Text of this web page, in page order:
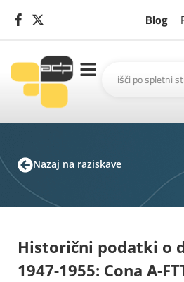
Blog
Nazaj na raziskave
Historični podatki o
1947-1955: Cona A-